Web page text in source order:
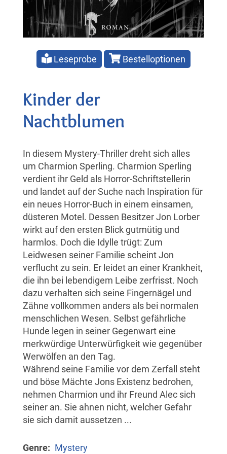
Leseprobe Bestelloptionen
Kinder der
Nachtblumen
In diesem Mystery-Thriller dreht sich alles
um Charmion Sperling. Charmion Sperling
verdient ihr Geld als Horror-Schriftstellerin
und landet auf der Suche nach Inspiration für
ein neues Horror-Buch in einem einsamen,
düsteren Motel. Dessen Besitzer Jon Lorber
wirkt auf den ersten Blick gutmütig und
harmlos. Doch die Idylle trügt: Zum
Leidwesen seiner Familie scheint Jon
verflucht zu sein. Er leidet an einer Krankheit,
die ihn bei lebendigem Leibe zerfrisst. Noch
dazu verhalten sich seine Fingernägel und
Zähne vollkommen anders als bei normalen
menschlichen Wesen. Selbst gefährliche
Hunde legen in seiner Gegenwart eine
merkwürdige Unterwürfigkeit wie gegenüber
Werwölfen an den Tag.
Während seine Familie vor dem Zerfall steht
und böse Mächte Jons Existenz bedrohen,
nehmen Charmion und ihr Freund Alec sich
seiner an. Sie ahnen nicht, welcher Gefahr
sie sich damit aussetzen ...
Genre
Mystery